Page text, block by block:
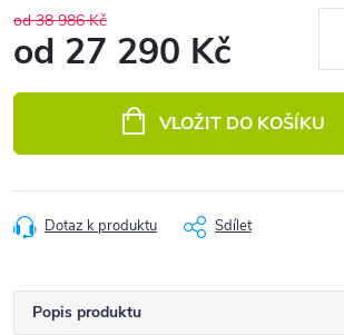
od 38 986 Kč
od 27 290 Kč
VLOŽIT DO KOŠÍKU
Dotaz k produktu Sdílet
Popis produktu